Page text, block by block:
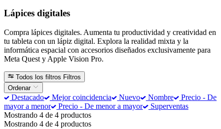
Lápices digitales
Compra lápices digitales. Aumenta tu productividad y creatividad en
tu tableta con un lápiz digital. Explora la realidad mixta y la
informática espacial con accesorios diseñados exclusivamente para
Meta Quest y Apple Vision Pro.
Todos los filtros Filtros
Ordenar
Destacado Mejor coincidencia Nuevo Nombre
Precio - De
mayor a menor
Precio - De menor a mayor
Superventas
Mostrando 4 de 4 productos
Mostrando 4 de 4 productos